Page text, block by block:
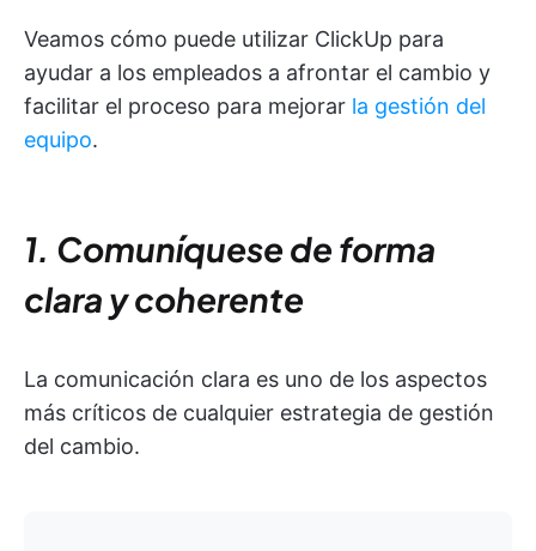
Veamos cómo puede utilizar ClickUp para
ayudar a los empleados a afrontar el cambio y
facilitar el proceso para mejorar la gestión del
equipo.
1. Comuníquese de forma
clara y coherente
La comunicación clara es uno de los aspectos
más críticos de cualquier estrategia de gestión
del cambio.